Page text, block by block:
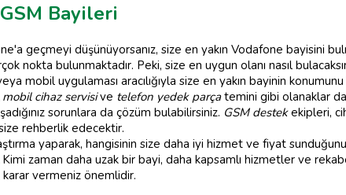
Bayileri
geçmeyi düşünüyorsanız, size en yakın Vodafone bayisini
nokta bulunmaktadır. Peki, size en uygun olanı nasıl
mobil uygulaması aracılığıyla size en yakın bayinin
mobil cihaz servisive telefon yedek parçatemini gibi olanaklar
sorunlara da çözüm bulabilirsiniz. GSM destekekipleri,
rehberlik edecektir.
yaparak, hangisinin size daha iyi hizmet ve fiyat
zaman daha uzak bir bayi, daha kapsamlı hizmetler ve
karar vermeniz önemlidir.